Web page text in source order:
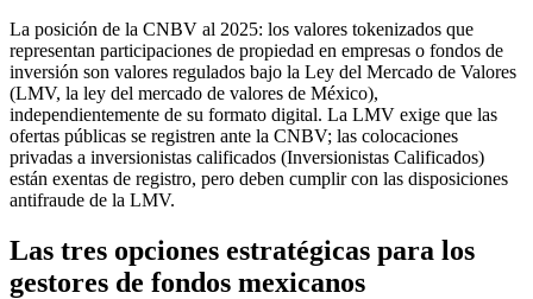
La posición de la CNBV al 2025: los valores tokenizados que
representan participaciones de propiedad en empresas o fondos de
inversión son valores regulados bajo la Ley del Mercado de Valores
(LMV, la ley del mercado de valores de México),
independientemente de su formato digital. La LMV exige que las
ofertas públicas se registren ante la CNBV; las colocaciones
privadas a inversionistas calificados (Inversionistas Calificados)
están exentas de registro, pero deben cumplir con las disposiciones
antifraude de la LMV.
Las tres opciones estratégicas para los
gestores de fondos mexicanos